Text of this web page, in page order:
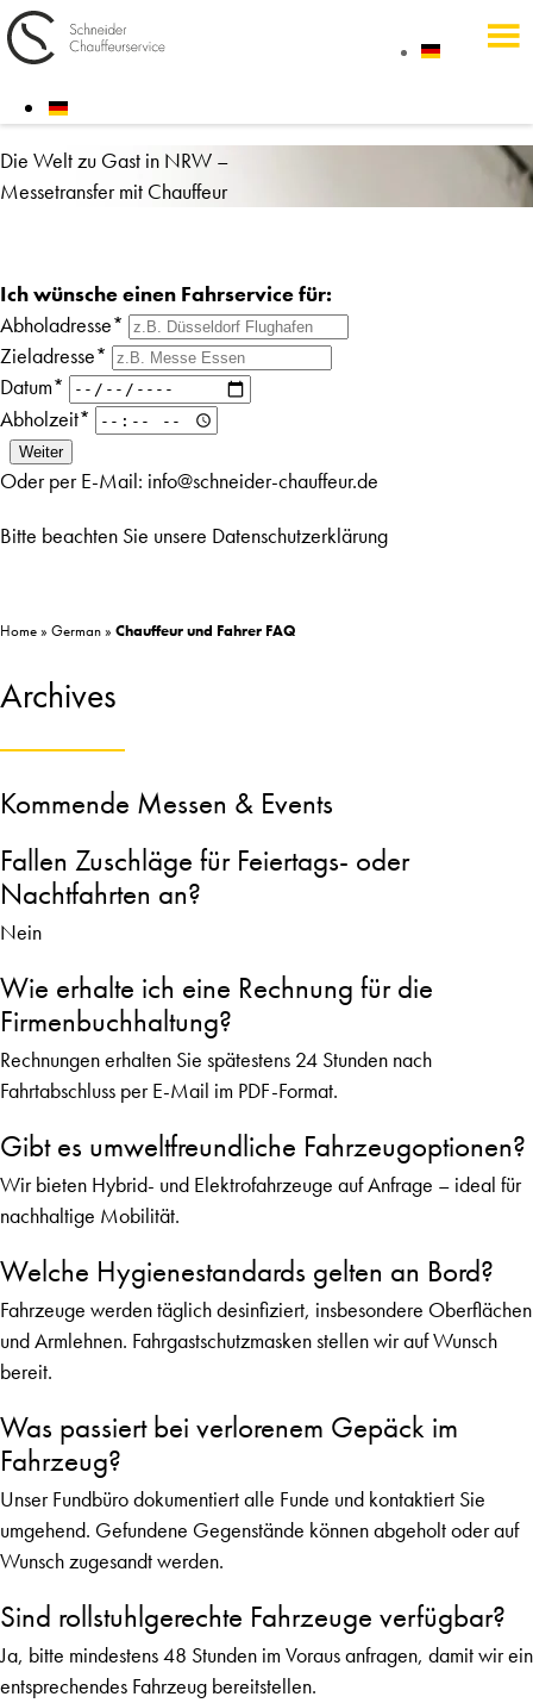
Die Welt zu Gast in NRW –
Messetransfer mit Chauffeur
Ich wünsche einen Fahrservice für:
Abholadresse*
Zieladresse*
Datum*
Abholzeit*
Oder per E-Mail: info@schneider-chauffeur.de
Bitte beachten Sie unsere Datenschutzerklärung
Home» German» Chauffeur und Fahrer FAQ
Archives
Kommende Messen & Events
Fallen Zuschläge für Feiertags- oder
Nachtfahrten an?
Nein
Wie erhalte ich eine Rechnung für die
Firmenbuchhaltung?
Rechnungen erhalten Sie spätestens 24 Stunden nach
Fahrtabschluss per E-Mail im PDF-Format.
Gibt es umweltfreundliche Fahrzeugoptionen?
Wir bieten Hybrid- und Elektrofahrzeuge auf Anfrage – ideal für
nachhaltige Mobilität.
Welche Hygienestandards gelten an Bord?
Fahrzeuge werden täglich desinfiziert, insbesondere Oberflächen
und Armlehnen. Fahrgastschutzmasken stellen wir auf Wunsch
bereit.
Was passiert bei verlorenem Gepäck im
Fahrzeug?
Unser Fundbüro dokumentiert alle Funde und kontaktiert Sie
umgehend. Gefundene Gegenstände können abgeholt oder auf
Wunsch zugesandt werden.
Sind rollstuhlgerechte Fahrzeuge verfügbar?
Ja, bitte mindestens 48 Stunden im Voraus anfragen, damit wir ein
entsprechendes Fahrzeug bereitstellen.